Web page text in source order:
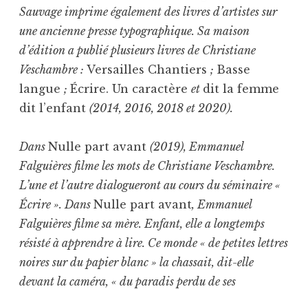
Sauvage imprime également des livres d’artistes sur
une ancienne presse typographique. Sa maison
d’édition a publié plusieurs livres de Christiane
Veschambre : Versailles Chantiers ; Basse
langue ; Écrire. Un caractère et dit la femme
dit l’enfant (2014, 2016, 2018 et 2020).
Dans Nulle part avant (2019), Emmanuel
Falguières filme les mots de Christiane Veschambre.
L’une et l’autre dialogueront au cours du séminaire «
Écrire ». Dans Nulle part avant, Emmanuel
Falguières filme sa mère. Enfant, elle a longtemps
résisté à apprendre à lire. Ce monde « de petites lettres
noires sur du papier blanc » la chassait, dit-elle
devant la caméra, « du paradis perdu de ses